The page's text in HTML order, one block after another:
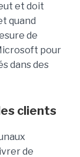
et doit
quand
de
pour
dans des
clients
de